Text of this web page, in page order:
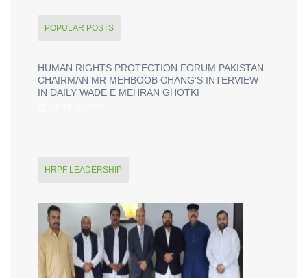
POPULAR POSTS
HUMAN RIGHTS PROTECTION FORUM PAKISTAN
CHAIRMAN MR MEHBOOB CHANG’S INTERVIEW
IN DAILY WADE E MEHRAN GHOTKI
HRPF LEADERSHIP